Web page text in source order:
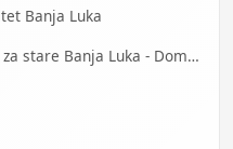
Banja Luka
Starački dom Banja Luka - Dom za stare Banja Luka - Dom za stara lica Banjaluka